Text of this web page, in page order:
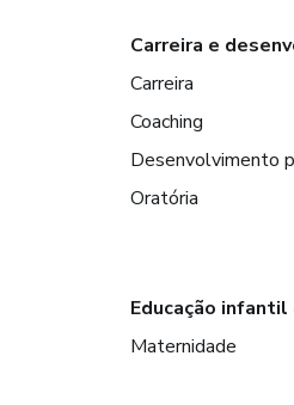
Carreira e
Carreira
Coaching
Desenvolvimento
Oratória
Educação
Maternidade